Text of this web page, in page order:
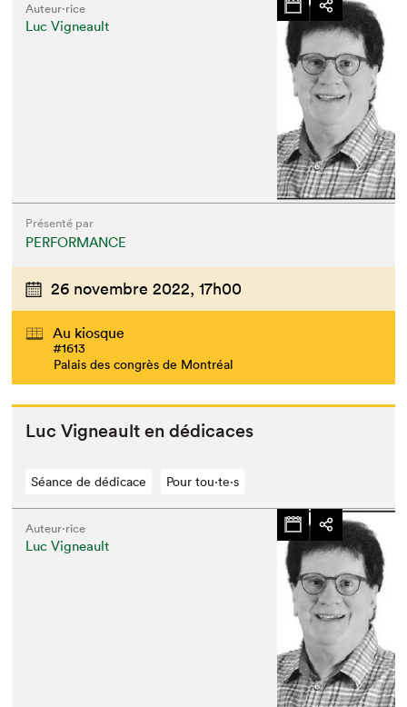
Auteur·rice
Luc Vigneault
Présenté par
PERFORMANCE
26 novembre 2022, 17h00
Au kiosque
#1613
Palais des congrès de Montréal
Luc Vigneault en dédicaces
Séance de dédicace Pour tou⋅te⋅s
Auteur·rice
Luc Vigneault